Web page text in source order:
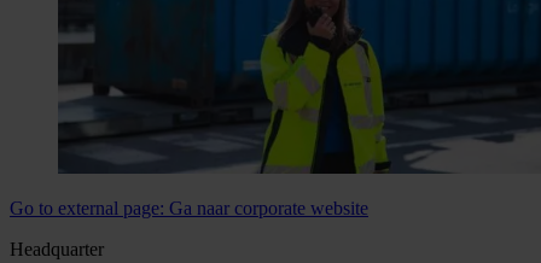
Go to external page: Ga naar corporate website
Headquarter